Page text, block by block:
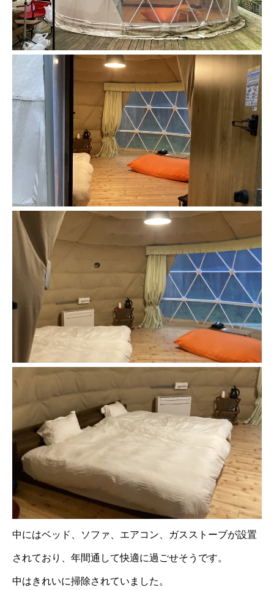
中にはベッド、ソファ、エアコン、ガスストーブが設置
されており、年間通して快適に過ごせそうです。
中はきれいに掃除されていました。